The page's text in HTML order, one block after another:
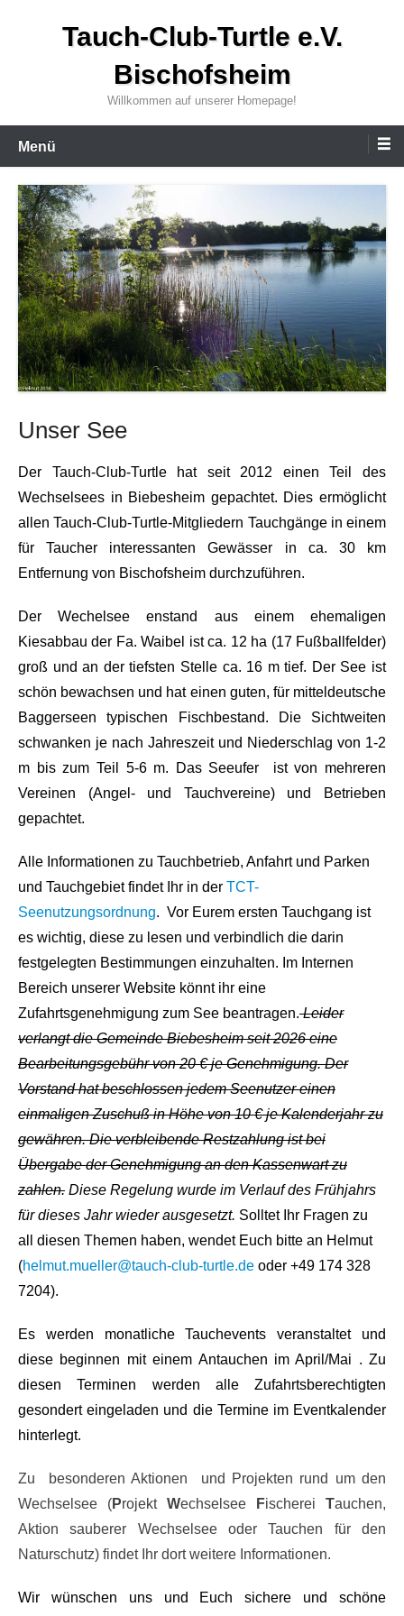
Tauch-Club-Turtle e.V.
Bischofsheim
Willkommen auf unserer Homepage!
Menü
Unser See
Der Tauch-Club-Turtle hat seit 2012 einen Teil des
Wechselsees in Biebesheim gepachtet. Dies ermöglicht
allen Tauch-Club-Turtle-Mitgliedern Tauchgänge in einem
für Taucher interessanten Gewässer in ca. 30 km
Entfernung von Bischofsheim durchzuführen.
Der Wechelsee enstand aus einem ehemaligen
Kiesabbau der Fa. Waibel ist ca. 12 ha (17 Fußballfelder)
groß und an der tiefsten Stelle ca. 16 m tief. Der See ist
schön bewachsen und hat einen guten, für mitteldeutsche
Baggerseen typischen Fischbestand. Die Sichtweiten
schwanken je nach Jahreszeit und Niederschlag von 1-2
m bis zum Teil 5-6 m. Das Seeufer ist von mehreren
Vereinen (Angel- und Tauchvereine) und Betrieben
gepachtet.
Alle Informationen zu Tauchbetrieb, Anfahrt und Parken
und Tauchgebiet findet Ihr in der TCT-
Seenutzungsordnung. Vor Eurem ersten Tauchgang ist
es wichtig, diese zu lesen und verbindlich die darin
festgelegten Bestimmungen einzuhalten. Im Internen
Bereich unserer Website könnt ihr eine
Zufahrtsgenehmigung zum See beantragen.Leider
verlangt die Gemeinde Biebesheim seit 2026 eine
Bearbeitungsgebühr von 20 € je Genehmigung. Der
Vorstand hat beschlossen jedem Seenutzer einen
einmaligen Zuschuß in Höhe von 10 € je Kalenderjahr zu
gewähren. Die verbleibende Restzahlung ist bei
Übergabe der Genehmigung an den Kassenwart zu
zahlen. Diese Regelung wurde im Verlauf des Frühjahrs
für dieses Jahr wieder ausgesetzt. Solltet Ihr Fragen zu
all diesen Themen haben, wendet Euch bitte an Helmut
(helmut.mueller@tauch-club-turtle.de oder +49 174 328
7204).
Es werden monatliche Tauchevents veranstaltet und
diese beginnen mit einem Antauchen im April/Mai . Zu
diesen Terminen werden alle Zufahrtsberechtigten
gesondert eingeladen und die Termine im Eventkalender
hinterlegt.
Zu besonderen Aktionen und Projekten rund um den
Wechselsee (Projekt Wechselsee Fischerei Tauchen,
Aktion sauberer Wechselsee oder Tauchen für den
Naturschutz) findet Ihr dort weitere Informationen.
Wir wünschen uns und Euch sichere und schöne